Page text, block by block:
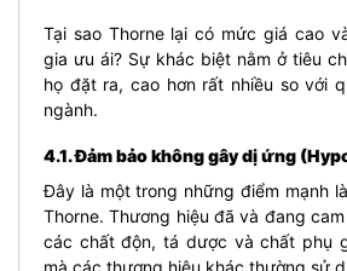
Tại sao Thorne lại có mức giá cao
gia ưu ái? Sự khác biệt nằm ở tiêu
họ đặt ra, cao hơn rất nhiều so với
ngành.
4.1. Đảm bảo không gây dị ứng
Đây là một trong những điểm mạnh
Thorne. Thương hiệu đã và đang
các chất độn, tá dược và chất phụ